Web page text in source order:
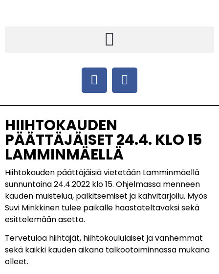
HIIHTOKAUDEN
PÄÄTTÄJÄISET 24.4. KLO 15
LAMMINMÄELLÄ
Hiihtokauden päättäjäisiä vietetään Lamminmäellä
sunnuntaina 24.4.2022 klo 15. Ohjelmassa menneen
kauden muistelua, palkitsemiset ja kahvitarjoilu. Myös
Suvi Minkkinen tulee paikalle haastateltavaksi sekä
esittelemään asetta.
Tervetuloa hiihtäjät, hiihtokoululaiset ja vanhemmat
sekä kaikki kauden aikana talkootoiminnassa mukana
olleet.